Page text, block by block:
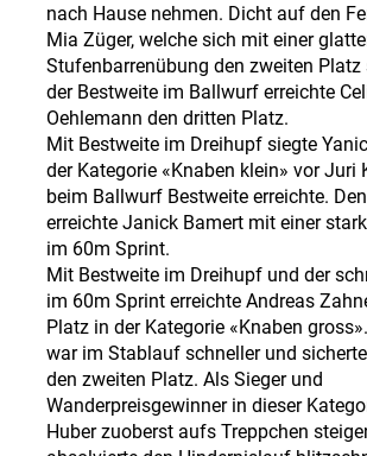
nach Hause nehmen. Dicht auf den
Mia Züger, welche sich mit einer
Stufenbarrenübung den zweiten
der Bestweite im Ballwurf erreichte
Oehlemann den dritten Platz.
Mit Bestweite im Dreihupf siegte
der Kategorie «Knaben klein» vor Juri
beim Ballwurf Bestweite erreichte.
erreichte Janick Bamert mit einer
im 60m Sprint.
Mit Bestweite im Dreihupf und der
im 60m Sprint erreichte Andreas
Platz in der Kategorie «Knaben
war im Stablauf schneller und
den zweiten Platz. Als Sieger und
Wanderpreisgewinner in dieser
Huber zuoberst aufs Treppchen